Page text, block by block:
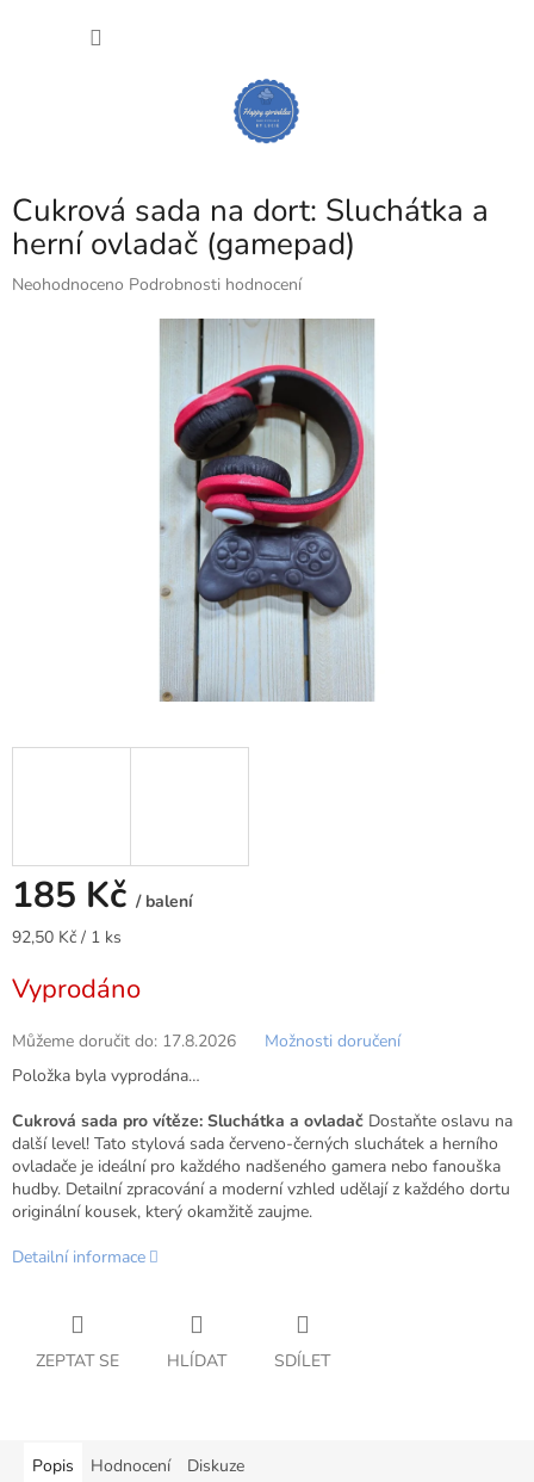
Cukrová sada na dort: Sluchátka a
herní ovladač (gamepad)
Průměrné
Neohodnoceno Podrobnosti hodnocení
185 Kč / balení
Měrná
92,50 Kč / 1 ks
Vyprodáno
Můžeme doručit do: 17.8.2026
Možnosti doručení
Položka byla vyprodána…
Cukrová sada pro vítěze: Sluchátka a ovladač Dostaňte oslavu na
další level! Tato stylová sada červeno-černých sluchátek a herního
ovladače je ideální pro každého nadšeného gamera nebo fanouška
hudby. Detailní zpracování a moderní vzhled udělají z každého dortu
originální kousek, který okamžitě zaujme.
Detailní informace
ZEPTAT SE HLÍDAT SDÍLET
Popis Hodnocení Diskuze